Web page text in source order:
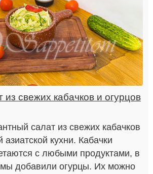
из свежих кабачков и огурцов
салат из свежих кабачков
кухни. Кабачки
с любыми продуктами, в
добавили огурцы. Их можно